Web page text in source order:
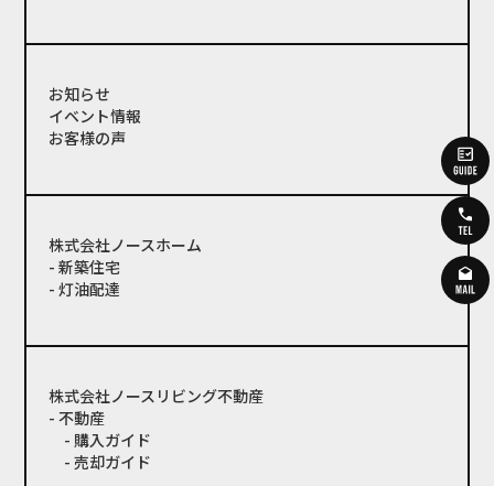
お知らせ
イベント情報
お客様の声
株式会社ノースホーム
- 新築住宅
- 灯油配達
株式会社ノースリビング不動産
- 不動産
- 購入ガイド
- 売却ガイド